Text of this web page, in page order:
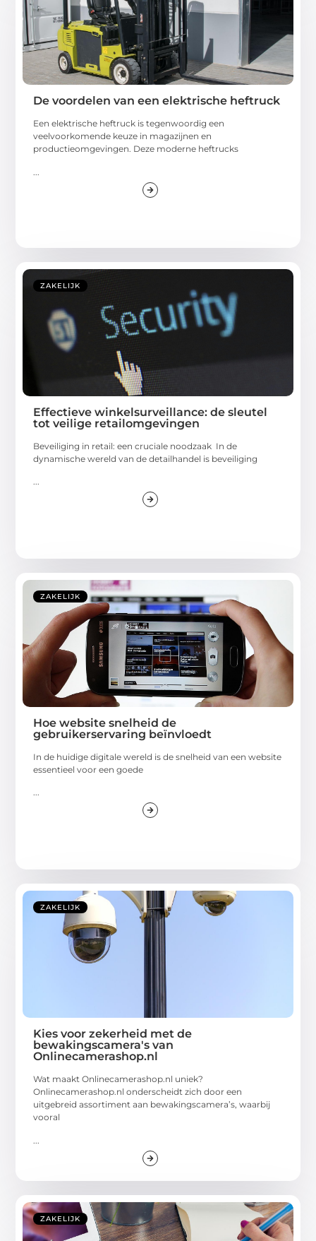
De voordelen van een elektrische heftruck
Een elektrische heftruck is tegenwoordig een
veelvoorkomende keuze in magazijnen en
productieomgevingen. Deze moderne heftrucks
ZAKELIJK
Effectieve winkelsurveillance: de sleutel
tot veilige retailomgevingen
Beveiliging in retail: een cruciale noodzaak In de
dynamische wereld van de detailhandel is beveiliging
ZAKELIJK
Hoe website snelheid de
gebruikerservaring beïnvloedt
In de huidige digitale wereld is de snelheid van een website
essentieel voor een goede
...
ZAKELIJK
Kies voor zekerheid met de
bewakingscamera's van
Onlinecamerashop.nl
Wat maakt Onlinecamerashop.nl uniek?
Onlinecamerashop.nl onderscheidt zich door een
uitgebreid assortiment aan bewakingscamera’s, waarbij
vooral
ZAKELIJK